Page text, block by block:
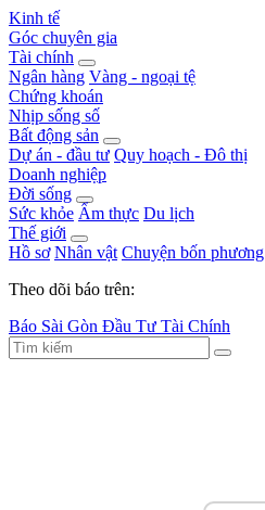
Kinh tế
Góc chuyên gia
Tài chính
Ngân hàng Vàng - ngoại tệ
Chứng khoán
Nhịp sống số
Bất động sản
Dự án - đầu tư Quy hoạch - Đô thị
Doanh nghiệp
Đời sống
Sức khỏe Ẩm thực Du lịch
Thế giới
Hồ sơ Nhân vật Chuyện bốn phương
Theo dõi báo trên:
Báo Sài Gòn Đầu Tư Tài Chính